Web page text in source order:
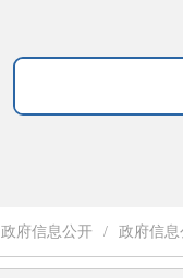
政府信息公开 / 政府信